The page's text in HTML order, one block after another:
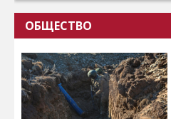
ОБЩЕСТВО